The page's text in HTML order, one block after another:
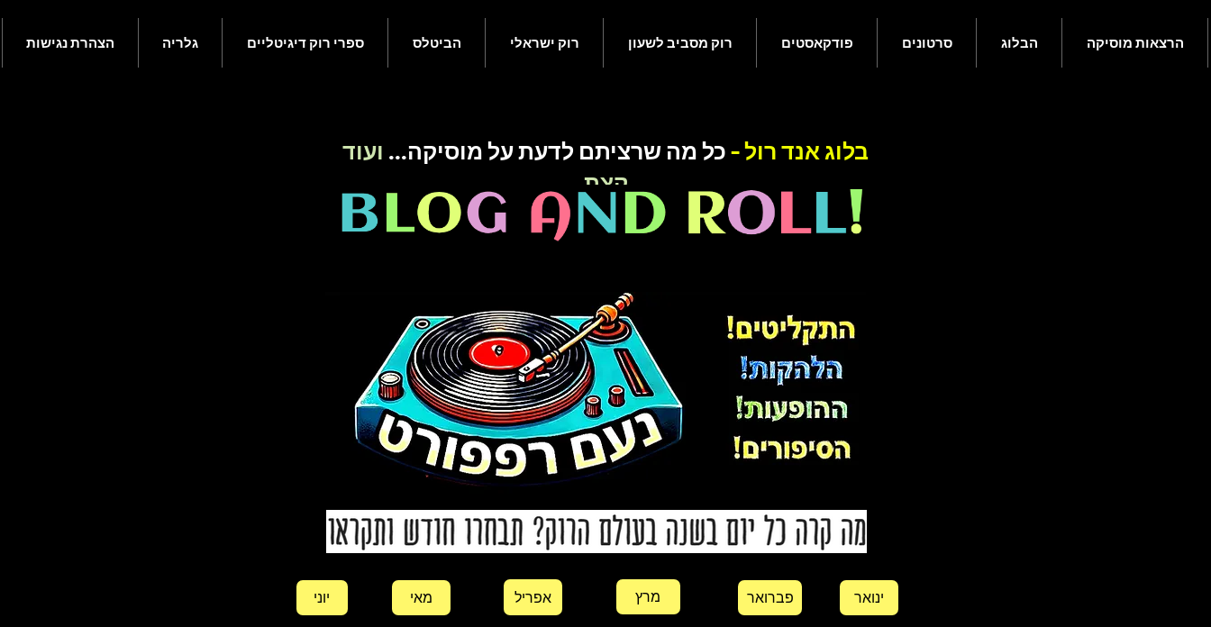
הרצאות מוסיקה הבלוג סרטונים פודקאסטים רוק מסביב לשעון רוק ישראלי הביטלס ספרי רוק דיגיטליים גלריה הצהרת נגישות
בלוג אנד רול - כל מה שרציתם לדעת על מוסיקה... ועוד
קצת
יוני מאי אפריל מרץ פברואר ינואר